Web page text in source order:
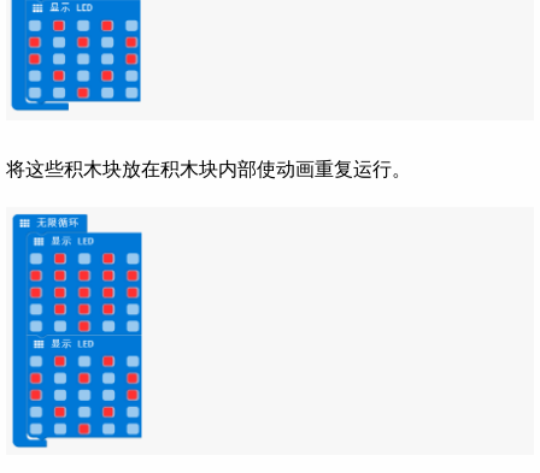
将这些积木块放在积木块内部使动画重复运行。